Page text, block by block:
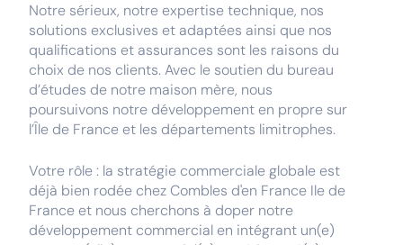
Notre sérieux, notre expertise technique, nos
solutions exclusives et adaptées ainsi que nos
qualifications et assurances sont les raisons du
choix de nos clients. Avec le soutien du bureau
d’études de notre maison mère, nous
poursuivons notre développement en propre sur
l’Île de France et les départements limitrophes.
Votre rôle : la stratégie commerciale globale est
déjà bien rodée chez Combles d'en France Ile de
France et nous cherchons à doper notre
développement commercial en intégrant un(e)